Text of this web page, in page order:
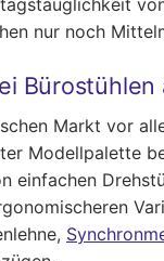
nur noch
Bürostühlen
Markt vor
Modellpalette
einfachen